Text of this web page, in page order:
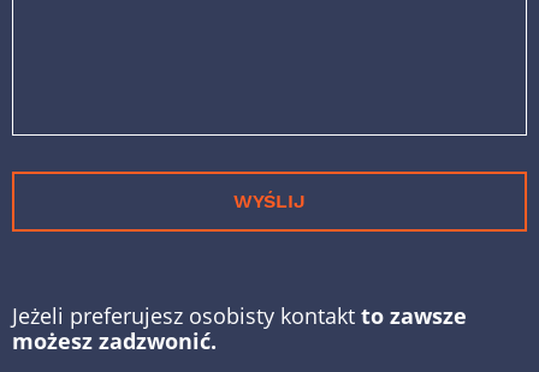
WYŚLIJ
Jeżeli preferujesz osobisty kontakt to zawsze
możesz zadzwonić.